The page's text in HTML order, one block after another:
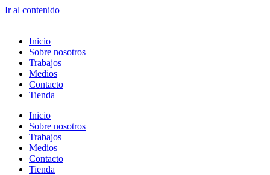
Ir al contenido
Inicio
Sobre nosotros
Trabajos
Medios
Contacto
Tienda
Inicio
Sobre nosotros
Trabajos
Medios
Contacto
Tienda